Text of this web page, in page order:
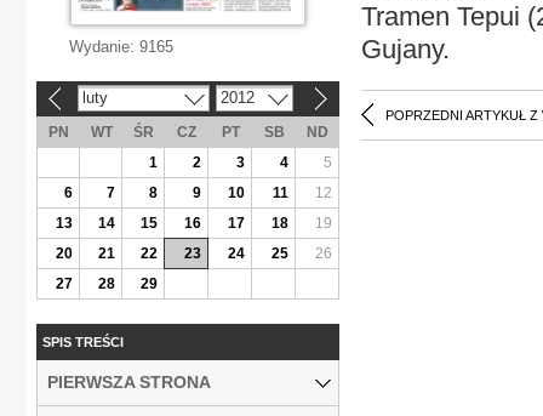
Tramen Tepui
Gujany.
POPRZEDNI ARTYKUŁ Z
Wydanie: 9165
luty 2012
PN WT ŚR CZ PT SB
ND
1
2 3 4
5
6
7 8 9 10 11
12
13
14 15 16 17 18
19
20
21 22 23 24 25
26
27
28 29
SPIS TREŚCI
PIERWSZA STRONA